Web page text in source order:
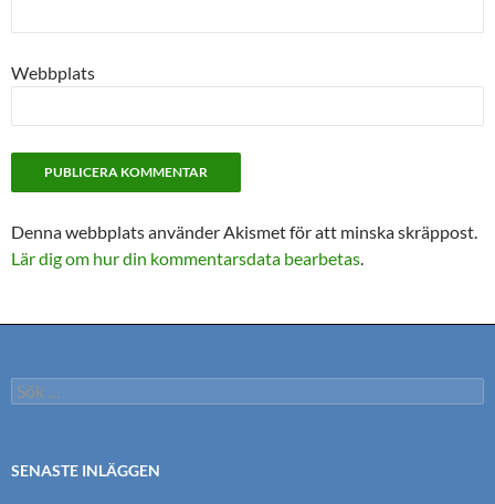
Webbplats
Denna webbplats använder Akismet för att minska skräppost.
Lär dig om hur din kommentarsdata bearbetas
Sök
efter:
SENASTE INLÄGGEN